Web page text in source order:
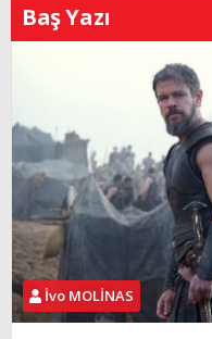
Baş Yazı
İvo MOLİNAS